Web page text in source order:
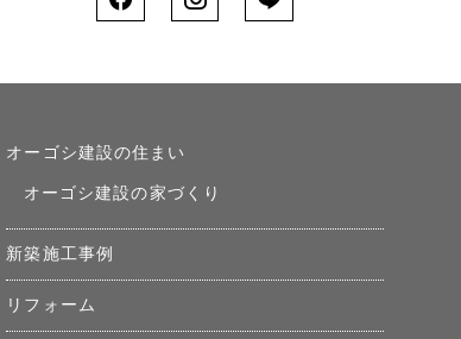
オーゴシ建設の住まい
オーゴシ建設の家づくり
新築施工事例
リフォーム